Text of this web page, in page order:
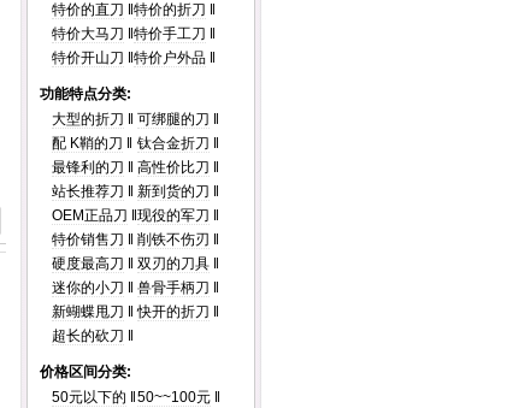
特价的直刀
特价的折刀
特价大马刀
特价手工刀
特价开山刀
特价户外品‖
功能特点分类:
大型的折刀
可绑腿的刀
配 K鞘的刀
钛合金折刀
最锋利的刀
高性价比刀
站长推荐刀
新到货的刀
OEM正品刀
现役的军刀
特价销售刀
削铁不伤刃
硬度最高刀
双刃的刀具‖
迷你的小刀
兽骨手柄刀
新蝴蝶甩刀
快开的折刀
超长的砍刀
价格区间分类:
50元以下的
50~~100元‖